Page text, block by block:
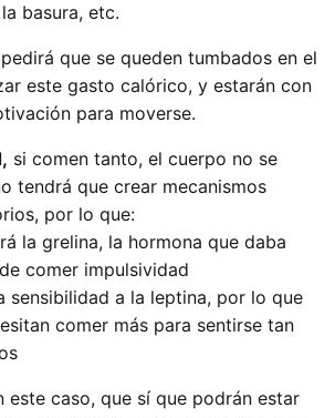
basura, etc.
que se queden tumbados en el
este gasto calórico, y estarán con
para moverse.
si comen tanto, el cuerpo no se
tendrá que crear mecanismos
por lo que:
la grelina, la hormona que daba
comer impulsividad
sensibilidad a la leptina, por lo que
comer más para sentirse tan
este caso, que sí que podrán estar